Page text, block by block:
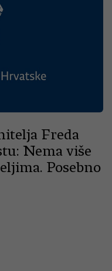
Freda
Nema više
Posebno